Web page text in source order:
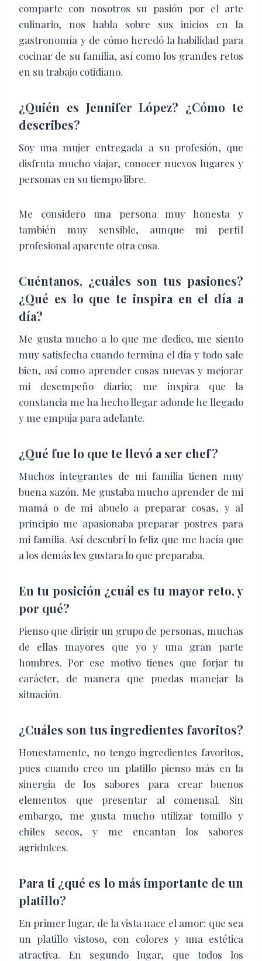
comparte con nosotros su pasión por el arte
culinario, nos habla sobre sus inicios en la
gastronomía y de cómo heredó la habilidad para
cocinar de su familia, así como los grandes retos
en su trabajo cotidiano.
¿Quién es Jennifer López? ¿Cómo te
describes?
Soy una mujer entregada a su profesión, que
disfruta mucho viajar, conocer nuevos lugares y
personas en su tiempo libre.
Me considero una persona muy honesta y
también muy sensible, aunque mi perfil
profesional aparente otra cosa.
Cuéntanos, ¿cuáles son tus pasiones?
¿Qué es lo que te inspira en el día a
día?
Me gusta mucho a lo que me dedico, me siento
muy satisfecha cuando termina el día y todo sale
bien, así como aprender cosas nuevas y mejorar
mi desempeño diario; me inspira que la
constancia me ha hecho llegar adonde he llegado
y me empuja para adelante.
¿Qué fue lo que te llevó a ser chef?
Muchos integrantes de mi familia tienen muy
buena sazón. Me gustaba mucho aprender de mi
mamá o de mi abuelo a preparar cosas, y al
principio me apasionaba preparar postres para
mi familia. Así descubrí lo feliz que me hacía que
a los demás les gustara lo que preparaba.
En tu posición ¿cuál es tu mayor reto, y
por qué?
Pienso que dirigir un grupo de personas, muchas
de ellas mayores que yo y una gran parte
hombres. Por ese motivo tienes que forjar tu
carácter, de manera que puedas manejar la
situación.
¿Cuáles son tus ingredientes favoritos?
Honestamente, no tengo ingredientes favoritos,
pues cuando creo un platillo pienso más en la
sinergia de los sabores para crear buenos
elementos que presentar al comensal. Sin
embargo, me gusta mucho utilizar tomillo y
chiles secos, y me encantan los sabores
agridulces.
Para ti ¿qué es lo más importante de un
platillo?
En primer lugar, de la vista nace el amor: que sea
un platillo vistoso, con colores y una estética
atractiva. En segundo lugar, que todos los